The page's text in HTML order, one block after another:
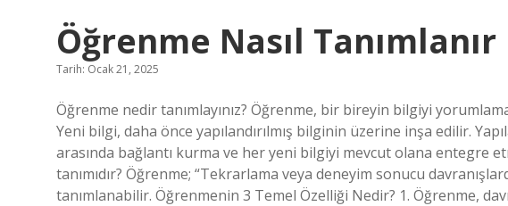
Öğrenme Nasıl Tanımlanır
Tarih: Ocak 21, 2025
Öğrenme nedir tanımlayınız? Öğrenme, bir bireyin bilgiyi
Yeni bilgi, daha önce yapılandırılmış bilginin üzerine inşa edilir.
arasında bağlantı kurma ve her yeni bilgiyi mevcut olana entegre
tanımıdır? Öğrenme; “Tekrarlama veya deneyim sonucu
tanımlanabilir. Öğrenmenin 3 Temel Özelliği Nedir? 1. Öğrenme,